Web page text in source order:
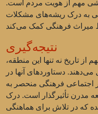
مهم از هویت مردم است.
به درک ریشه‌های مشکلات
نتیجه‌گیری
تاریخ نه تنها این منطقه،
می‌دهند. دستاوردهای آنها در
اجتماعی فرهنگی منحصر به
مدرن تأثیرگذار است. درک
که در تلاش برای هماهنگی